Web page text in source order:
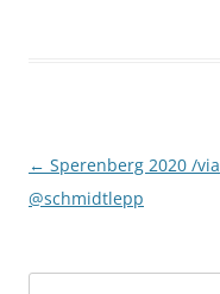
Beitragsnavigation
← Sperenberg 2020 /via
@schmidtlepp